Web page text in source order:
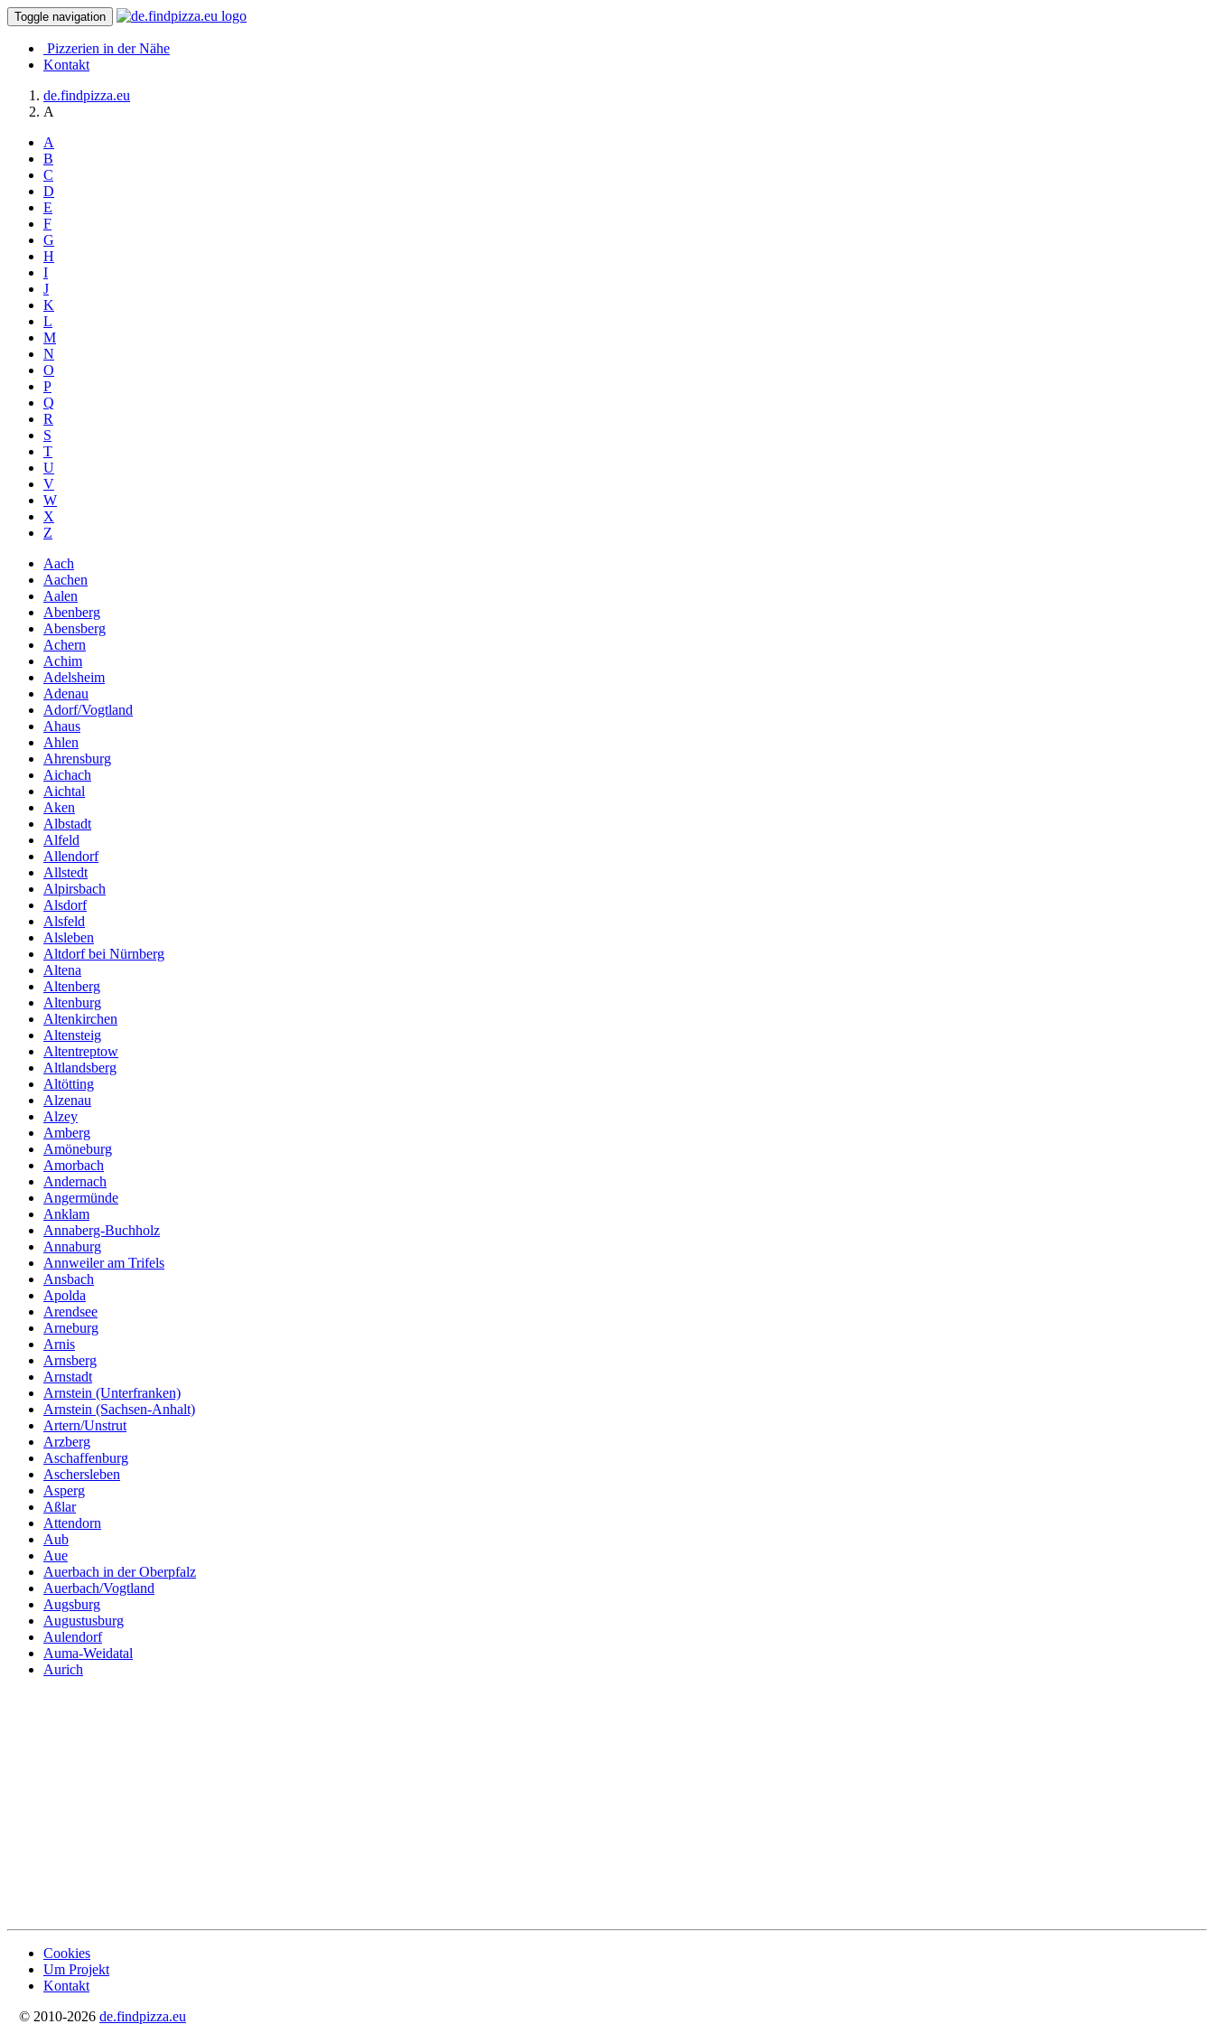
Toggle navigation
Pizzerien in der Nähe
Kontakt
de.findpizza.eu
A
A
B
C
D
E
F
G
H
I
J
K
L
M
N
O
P
Q
R
S
T
U
V
W
X
Z
Aach
Aachen
Aalen
Abenberg
Abensberg
Achern
Achim
Adelsheim
Adenau
Adorf/Vogtland
Ahaus
Ahlen
Ahrensburg
Aichach
Aichtal
Aken
Albstadt
Alfeld
Allendorf
Allstedt
Alpirsbach
Alsdorf
Alsfeld
Alsleben
Altdorf bei Nürnberg
Altena
Altenberg
Altenburg
Altenkirchen
Altensteig
Altentreptow
Altlandsberg
Altötting
Alzenau
Alzey
Amberg
Amöneburg
Amorbach
Andernach
Angermünde
Anklam
Annaberg-Buchholz
Annaburg
Annweiler am Trifels
Ansbach
Apolda
Arendsee
Arneburg
Arnis
Arnsberg
Arnstadt
Arnstein (Unterfranken)
Arnstein (Sachsen-Anhalt)
Artern/Unstrut
Arzberg
Aschaffenburg
Aschersleben
Asperg
Aßlar
Attendorn
Aub
Aue
Auerbach in der Oberpfalz
Auerbach/Vogtland
Augsburg
Augustusburg
Aulendorf
Auma-Weidatal
Aurich
Cookies
Um Projekt
Kontakt
© 2010-2026 de.findpizza.eu